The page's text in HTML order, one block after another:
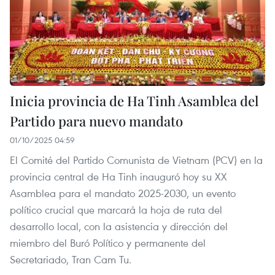
Inicia provincia de Ha Tinh Asamblea del
Partido para nuevo mandato
01/10/2025 04:59
El Comité del Partido Comunista de Vietnam (PCV) en la
provincia central de Ha Tinh inauguró hoy su XX
Asamblea para el mandato 2025-2030, un evento
político crucial que marcará la hoja de ruta del
desarrollo local, con la asistencia y dirección del
miembro del Buró Político y permanente del
Secretariado, Tran Cam Tu.